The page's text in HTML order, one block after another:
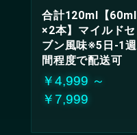
合計120ml【60ml
×2本】マイルドセ
ブン風味※5日-1週
間程度で配送可
￥4,999 ～
￥7,999